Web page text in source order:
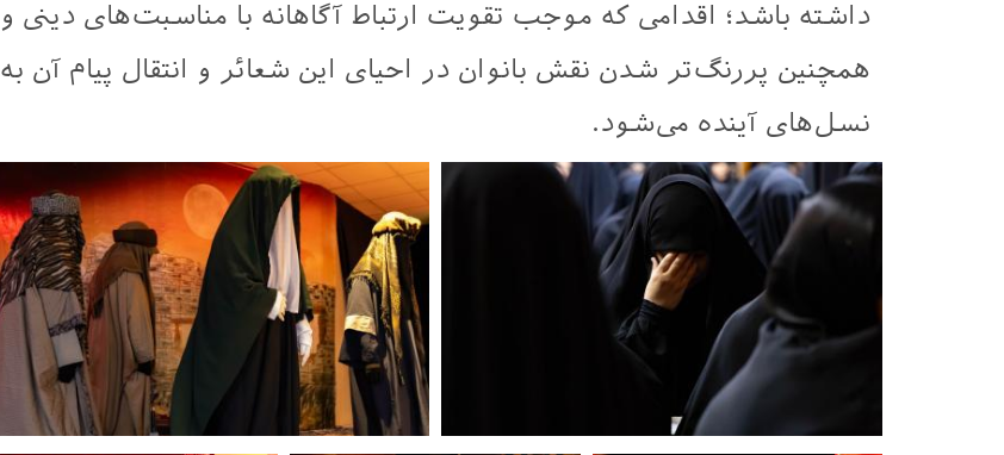
داشته باشد؛ اقدامی که موجب تقویت ارتباط آگاهانه با مناسبت‌های دینی و
همچنین پررنگ‌تر شدن نقش بانوان در احیای این شعائر و انتقال پیام آن به
نسل‌های آینده می‌شود.